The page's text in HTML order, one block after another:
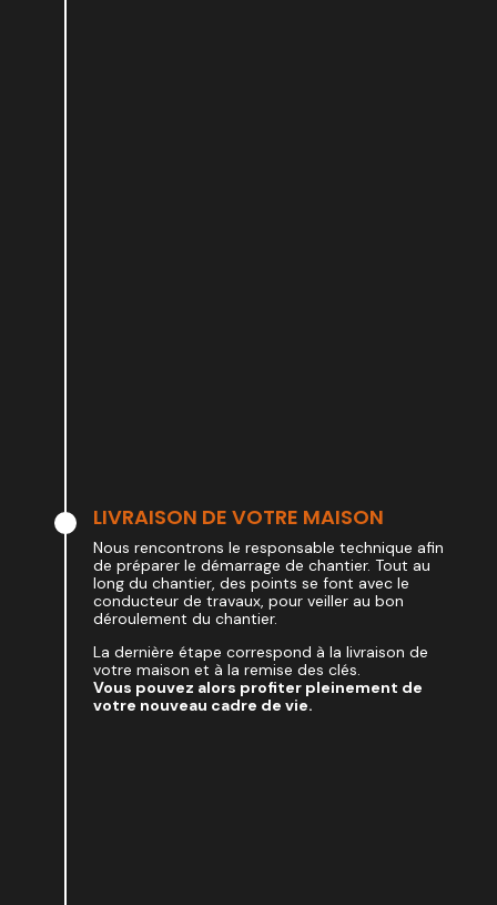
LIVRAISON DE VOTRE MAISON
Nous rencontrons le responsable technique afin
de préparer le démarrage de chantier. Tout au
long du chantier, des points se font avec le
conducteur de travaux, pour veiller au bon
déroulement du chantier.
La dernière étape correspond à la livraison de
votre maison et à la remise des clés.
Vous pouvez alors profiter pleinement de
votre nouveau cadre de vie.